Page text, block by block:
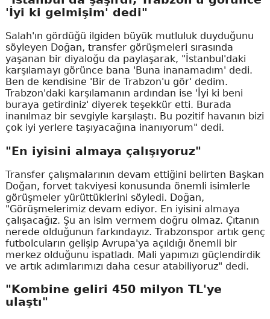
'İyi ki gelmişim' dedi"
Salah'ın gördüğü ilgiden büyük mutluluk duyduğunu
söyleyen Doğan, transfer görüşmeleri sırasında
yaşanan bir diyaloğu da paylaşarak, "İstanbul'daki
karşılamayı görünce bana 'Buna inanamadım' dedi.
Ben de kendisine 'Bir de Trabzon'u gör' dedim.
Trabzon'daki karşılamanın ardından ise 'İyi ki beni
buraya getirdiniz' diyerek teşekkür etti. Burada
inanılmaz bir sevgiyle karşılaştı. Bu pozitif havanın bizi
çok iyi yerlere taşıyacağına inanıyorum" dedi.
"En iyisini almaya çalışıyoruz"
Transfer çalışmalarının devam ettiğini belirten Başkan
Doğan, forvet takviyesi konusunda önemli isimlerle
görüşmeler yürüttüklerini söyledi. Doğan,
"Görüşmelerimiz devam ediyor. En iyisini almaya
çalışacağız. Şu an isim vermem doğru olmaz. Çıtanın
nerede olduğunun farkındayız. Trabzonspor artık genç
futbolcuların gelişip Avrupa'ya açıldığı önemli bir
merkez olduğunu ispatladı. Mali yapımızı güçlendirdik
ve artık adımlarımızı daha cesur atabiliyoruz" dedi.
"Kombine geliri 450 milyon TL'ye
ulaştı"